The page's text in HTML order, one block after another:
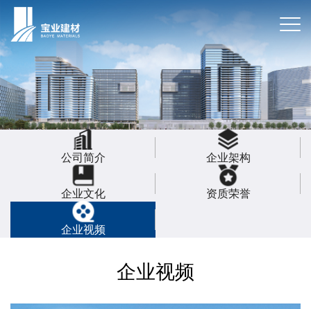
公司简介 企业架构
企业文化 资质荣誉
企业视频
企业视频